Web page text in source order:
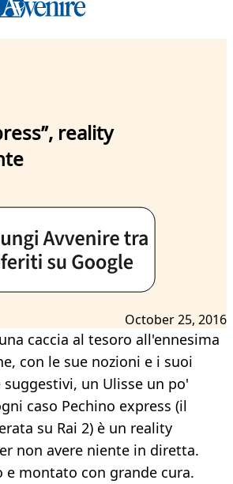
reality
October 25, 2016
caccia al tesoro all'ennesima
con le sue nozioni e i suoi
un Ulisse un po'
caso Pechino express (il
su Rai 2) è un reality
non avere niente in diretta.
montato con grande cura.